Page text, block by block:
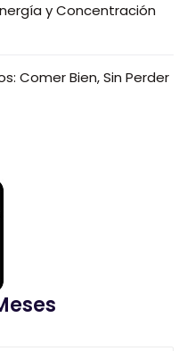
y Concentración
Comer Bien, Sin Perder